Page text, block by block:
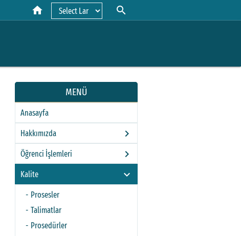
home search
MENÜ
Anasayfa
Hakkımızda keyboard_arrow_right
Öğrenci İşlemleri keyboard_arrow_right
Kalite keyboard_arrow_right
Prosesler
Talimatlar
Prosedürler